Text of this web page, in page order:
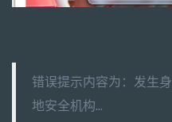
错误提示内容为：发生
地安全机构...